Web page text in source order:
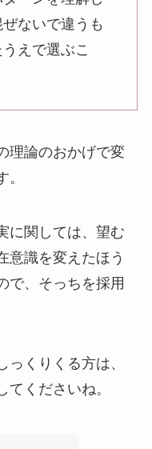
ないで違うも
えで選ぶこ
理論のおかげで変
に関しては、望む
意識を変えたほう
で、そっちを採用
くりくる方は、
くださいね。